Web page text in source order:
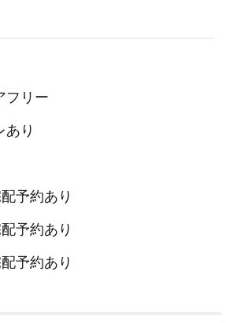
フリー
あり
予約あり
予約あり
予約あり